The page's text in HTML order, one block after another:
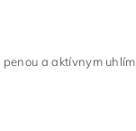
a aktívnym uhlím